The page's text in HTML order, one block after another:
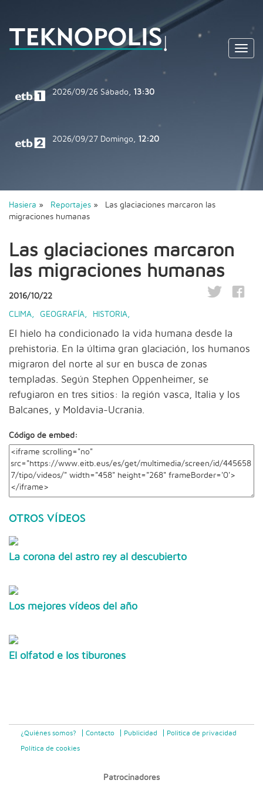
2026/09/26 Sábado, 13:30
2026/09/27 Domingo, 12:20
Hasiera » Reportajes » Las glaciaciones marcaron las
migraciones humanas
Las glaciaciones marcaron
las migraciones humanas
2016/10/22
CLIMA GEOGRAFÍA HISTORIA
El hielo ha condicionado la vida humana desde la
prehistoria. En la última gran glaciación, los humanos
migraron del norte al sur en busca de zonas
templadas. Según Stephen Oppenheimer, se
refugiaron en tres sitios: la región vasca, Italia y los
Balcanes, y Moldavia-Ucrania.
Código de embed:
OTROS VÍDEOS
La corona del astro rey al descubierto
Los mejores vídeos del año
El olfatod e los tiburones
¿Quiénes somos? Contacto Publicidad Politica de privacidad
Política de cookies
Patrocinadores